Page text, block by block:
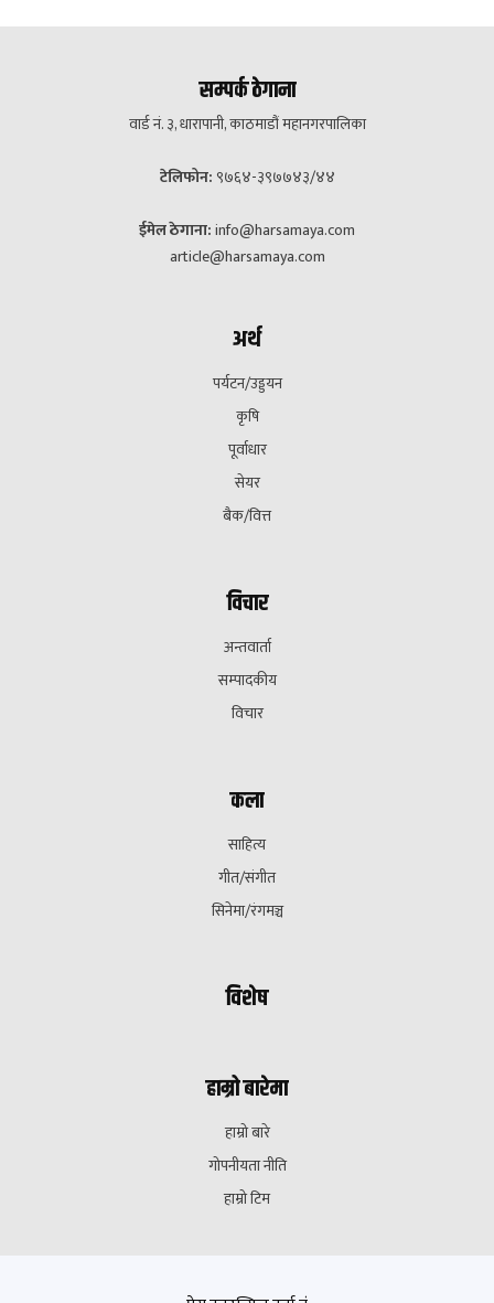
सम्पर्क ठेगाना
वार्ड नं. ३, धारापानी, काठमाडौं महानगरपालिका
टेलिफोन: ९७६४-३९७७४३/४४
ईमेल ठेगाना:info@harsamaya.com
article@harsamaya.com
अर्थ
पर्यटन/उड्डयन
कृषि
पूर्वाधार
सेयर
बैक/वित्त
विचार
अन्तवार्ता
सम्पादकीय
विचार
कला
साहित्य
गीत/संगीत
सिनेमा/रंगमञ्च
विशेष
हाम्रो बारेमा
हाम्रो बारे
गोपनीयता नीति
हाम्रो टिम